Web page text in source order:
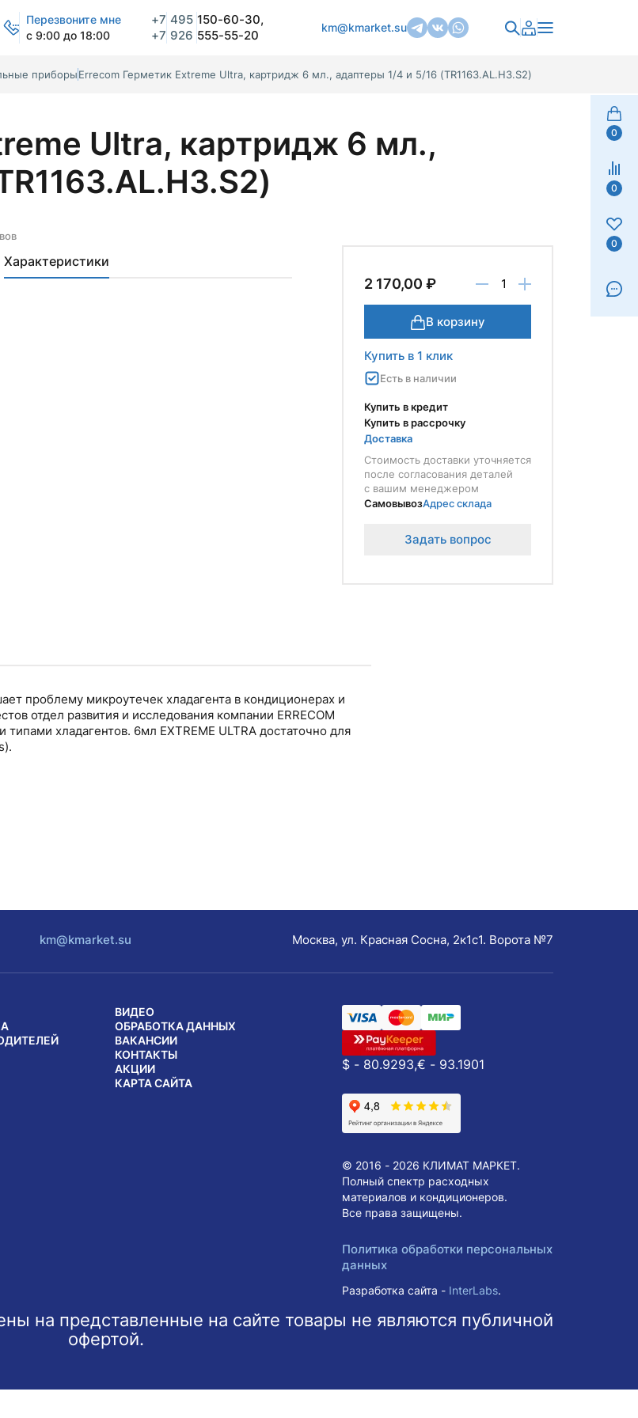
Перезвоните мне
с 9:00 до 18:00
+7 495 150-60-30,
+7 926 555-55-20
km@kmarket.su
0
0
0
приборыErrecom Герметик Extreme Ultra, картридж 6 мл., адаптеры 1/4 и 5/16 (TR1163.AL.H3.S2)
Ultra, картридж 6 мл.,
Характеристики
2 170,00 ₽
В корзину
Купить в 1 клик
Есть в наличии
Купить в кредит
Купить в рассрочку
Доставка
Стоимость доставки уточняется
после согласования деталей
с вашим менеджером
СамовывозАдрес склада
Задать вопрос
проблему микроутечек хладагента в кондиционерах и
отдел развития и исследования компании ERRECOM
хладагентов. 6мл EXTREME ULTRA достаточно для
km@kmarket.su Москва, ул. Красная Сосна, 2к1с1. Ворота №7
ВИДЕО
ОБРАБОТКА ДАННЫХ
ВАКАНСИИ
КОНТАКТЫ
АКЦИИ
КАРТА САЙТА
$ - 80.9293,€ - 93.1901
© 2016 - 2026 КЛИМАТ МАРКЕТ.
Полный спектр расходных
материалов и кондиционеров.
Все права защищены.
Политика обработки персональных
данных
Разработка сайта - InterLabs.
на представленные на сайте товары не являются публичной
офертой.